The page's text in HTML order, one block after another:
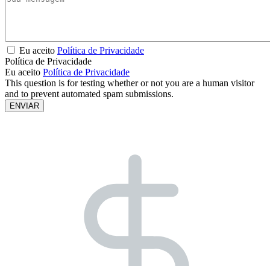
Eu aceito Política de Privacidade
Política de Privacidade
Eu aceito Política de Privacidade
This question is for testing whether or not you are a human visitor
and to prevent automated spam submissions.